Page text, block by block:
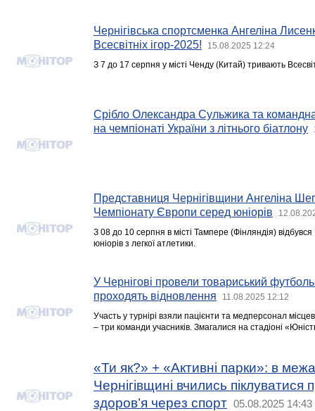
Чернігівська спортсменка Ангеліна
Всесвітніх ігор-2025!
15.08.2025 12:24
З 7 до 17 серпня у місті Ченду (Китай) тривають
Срібло Олександра Сульжика та
на чемпіонаті України з літнього біатлону
Представниця Чернігівщини Ангеліна
Чемпіонату Європи серед юніорів
З 08 до 10 серпня в місті Тампере (Фінляндія)
юніорів з легкої атлетики.
У Чернігові провели товариський
проходять відновлення
11.08.2025 12:12
Участь у турнірі взяли пацієнти та медперсонал
– три команди учасників. Змагалися на стадіоні
«Ти як?» + «Активні парки»: в
Чернігівщині вчились
здоров’я через спорт 05.08.2025 14:43